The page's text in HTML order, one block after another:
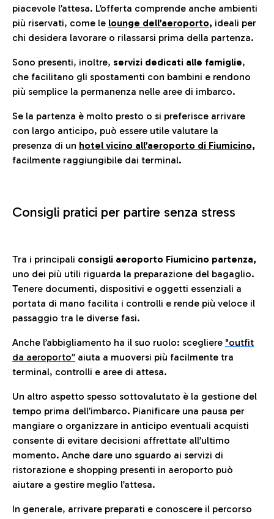
piacevole l’attesa. L’offerta comprende anche ambienti
più riservati, come le lounge dell’aeroporto, ideali per
chi desidera lavorare o rilassarsi prima della partenza.
Sono presenti, inoltre, servizi dedicati alle famiglie,
che facilitano gli spostamenti con bambini e rendono
più semplice la permanenza nelle aree di imbarco.
Se la partenza è molto presto o si preferisce arrivare
con largo anticipo, può essere utile valutare la
presenza di un hotel vicino all’aeroporto di Fiumicino,
facilmente raggiungibile dai terminal.
Consigli pratici per partire senza stress
Tra i principali consigli aeroporto Fiumicino partenza,
uno dei più utili riguarda la preparazione del bagaglio.
Tenere documenti, dispositivi e oggetti essenziali a
portata di mano facilita i controlli e rende più veloce il
passaggio tra le diverse fasi.
Anche l’abbigliamento ha il suo ruolo: scegliere "outfit
da aeroporto” aiuta a muoversi più facilmente tra
terminal, controlli e aree di attesa.
Un altro aspetto spesso sottovalutato è la gestione del
tempo prima dell’imbarco. Pianificare una pausa per
mangiare o organizzare in anticipo eventuali acquisti
consente di evitare decisioni affrettate all’ultimo
momento. Anche dare uno sguardo ai servizi di
ristorazione e shopping presenti in aeroporto può
aiutare a gestire meglio l’attesa.
In generale, arrivare preparati e conoscere il percorso